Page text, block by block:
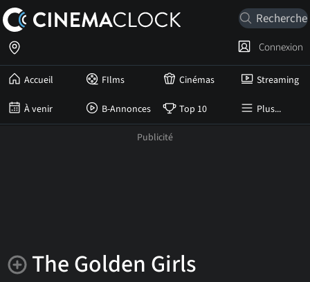
Accueil FIlms Cinémas Streaming
À venir B-Annonces Top 10 Plus...
Connexion
The Golden Girls